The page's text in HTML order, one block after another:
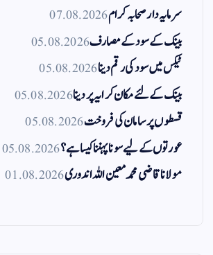
سرمایہ دار صحابہ کرام07.08.2026
بینک کے سود کے مصارف05.08.2026
ٹیکس میں سود کی رقم دینا05.08.2026
بینک کے لئے مکان کرایہ پر دینا05.08.2026
قسطوں پر سامان کی فروخت05.08.2026
عورتوں کے لیے سونا پہننا کیسا ہے؟05.08.2026
مولانا قاضی محمد معین اللہ اندوری01.08.2026